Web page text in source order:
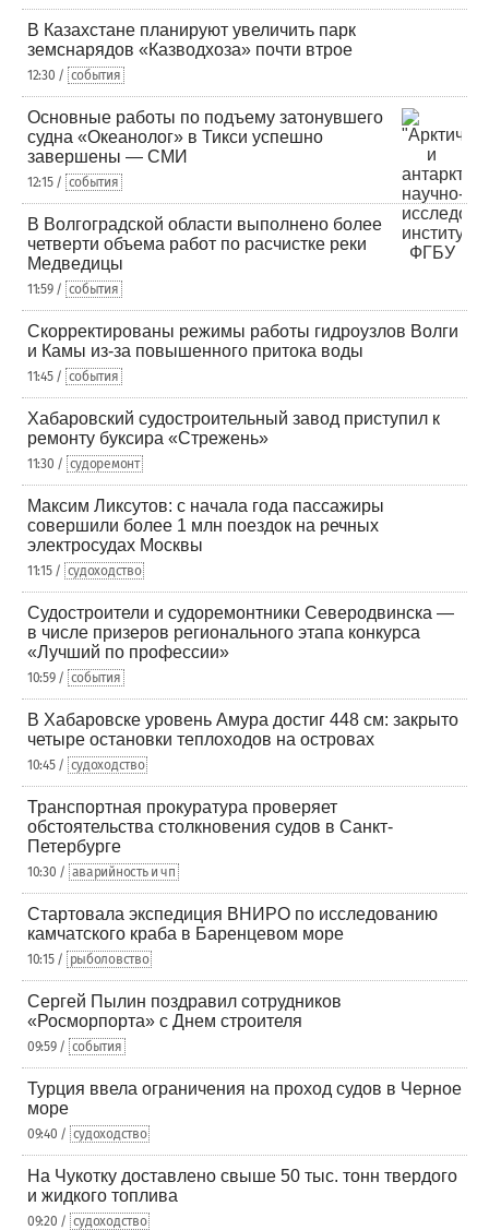
В Казахстане планируют увеличить парк
земснарядов «Казводхоза» почти втрое
12:30 / события
Основные работы по подъему затонувшего
судна «Океанолог» в Тикси успешно
завершены — СМИ
12:15 / события
В Волгоградской области выполнено более
четверти объема работ по расчистке реки
Медведицы
11:59 / события
Скорректированы режимы работы гидроузлов Волги
и Камы из-за повышенного притока воды
11:45 / события
Хабаровский судостроительный завод приступил к
ремонту буксира «Стрежень»
11:30 / судоремонт
Максим Ликсутов: с начала года пассажиры
совершили более 1 млн поездок на речных
электросудах Москвы
11:15 / судоходство
Судостроители и судоремонтники Северодвинска —
в числе призеров регионального этапа конкурса
«Лучший по профессии»
10:59 / события
В Хабаровске уровень Амура достиг 448 см: закрыто
четыре остановки теплоходов на островах
10:45 / судоходство
Транспортная прокуратура проверяет
обстоятельства столкновения судов в Санкт-
Петербурге
10:30 / аварийность и чп
Стартовала экспедиция ВНИРО по исследованию
камчатского краба в Баренцевом море
10:15 / рыболовство
Сергей Пылин поздравил сотрудников
«Росморпорта» с Днем строителя
09:59 / события
Турция ввела ограничения на проход судов в Черное
море
09:40 / судоходство
На Чукотку доставлено свыше 50 тыс. тонн твердого
и жидкого топлива
09:20 / судоходство